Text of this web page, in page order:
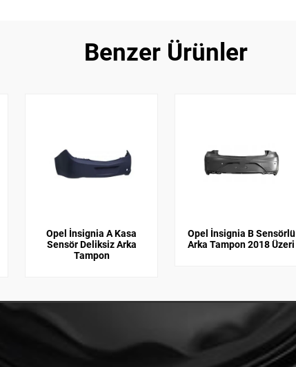
Benzer Ürünler
Opel İnsignia A Kasa
Sensör Deliksiz Arka
Tampon
Opel İnsignia B Sensörlü
Arka Tampon 2018 Üzeri